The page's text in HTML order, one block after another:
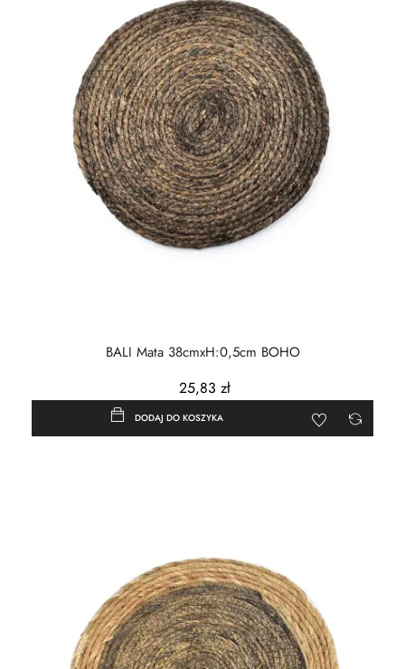
BALI Mata 38cmxH:0,5cm BOHO
25,83 zł
DODAJ DO KOSZYKA